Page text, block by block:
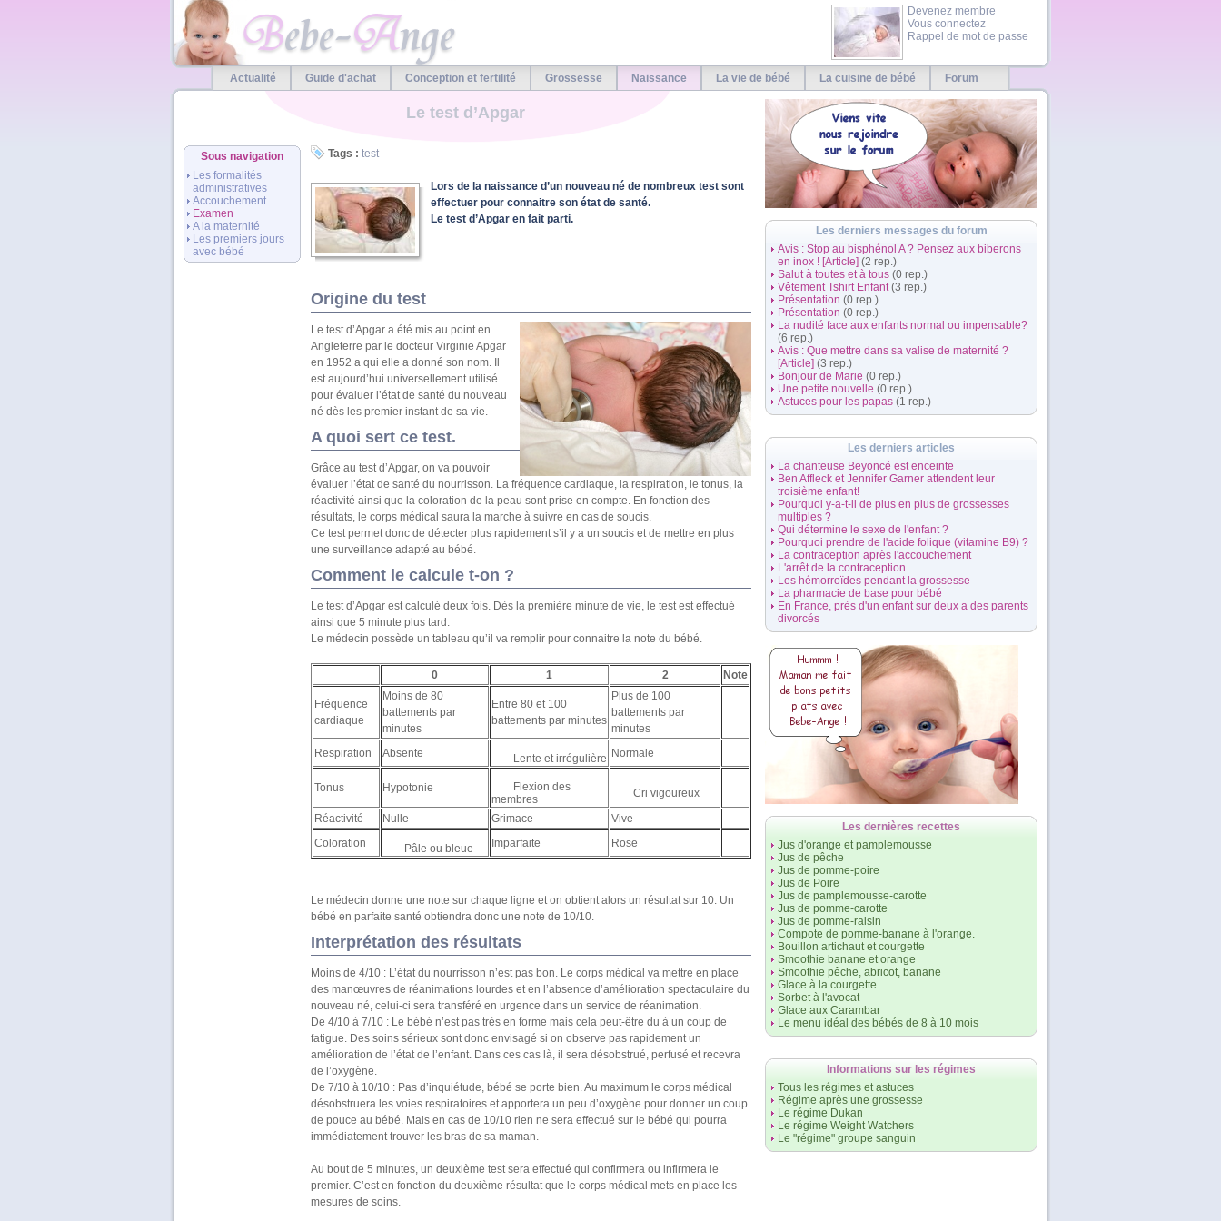
Devenez membre
Vous connectez
Rappel de mot de passe
Actualité Guide d'achat Conception et fertilité Grossesse Naissance La vie de bébé La cuisine de bébé Forum
Le test d’Apgar
Tags : test
Lors de la naissance d’un nouveau né de nombreux test sont
effectuer pour connaitre son état de santé.
Le test d’Apgar en fait parti.
Origine du test
Le test d’Apgar a été mis au point en
Angleterre par le docteur Virginie Apgar
en 1952 a qui elle a donné son nom. Il
est aujourd’hui universellement utilisé
pour évaluer l’état de santé du nouveau
né dès les premier instant de sa vie.
A quoi sert ce test.
Grâce au test d’Apgar, on va pouvoir
évaluer l’état de santé du nourrisson. La fréquence cardiaque, la respiration, le tonus, la
réactivité ainsi que la coloration de la peau sont prise en compte. En fonction des
résultats, le corps médical saura la marche à suivre en cas de soucis.
Ce test permet donc de détecter plus rapidement s’il y a un soucis et de mettre en plus
une surveillance adapté au bébé.
Comment le calcule t-on ?
Le test d’Apgar est calculé deux fois. Dès la première minute de vie, le test est effectué
ainsi que 5 minute plus tard.
Le médecin possède un tableau qu’il va remplir pour connaitre la note du bébé.
0 1 2 Note
Fréquence
cardiaque
Moins de 80
battements par
minutes
Entre 80 et 100
battements par minutes
Plus de 100
battements par
minutes
Respiration
Absente Lente et irrégulière Normale
Tonus Hypotonie
Flexion des
membres
Cri vigoureux
Réactivité
Nulle Grimace
Vive
Coloration
Pâle ou bleue Imparfaite Rose
Le médecin donne une note sur chaque ligne et on obtient alors un résultat sur 10. Un
bébé en parfaite santé obtiendra donc une note de 10/10.
Interprétation des résultats
Moins de 4/10 : L’état du nourrisson n’est pas bon. Le corps médical va mettre en place
des manœuvres de réanimations lourdes et en l’absence d’amélioration spectaculaire du
nouveau né, celui-ci sera transféré en urgence dans un service de réanimation.
De 4/10 à 7/10 : Le bébé n’est pas très en forme mais cela peut-être du à un coup de
fatigue. Des soins sérieux sont donc envisagé si on observe pas rapidement un
amélioration de l’état de l’enfant. Dans ces cas là, il sera désobstrué, perfusé et recevra
de l’oxygène.
De 7/10 à 10/10 : Pas d’inquiétude, bébé se porte bien. Au maximum le corps médical
désobstruera les voies respiratoires et apportera un peu d’oxygène pour donner un coup
de pouce au bébé. Mais en cas de 10/10 rien ne sera effectué sur le bébé qui pourra
immédiatement trouver les bras de sa maman.
Au bout de 5 minutes, un deuxième test sera effectué qui confirmera ou infirmera le
premier. C’est en fonction du deuxième résultat que le corps médical mets en place les
mesures de soins.
Sous navigation
Les formalités
administratives
Accouchement
Examen
A la maternité
Les premiers jours
avec bébé
Les derniers messages du forum
Avis : Stop au bisphénol A ? Pensez aux biberons
en inox ! [Article] (2 rep.)
Salut à toutes et à tous (0 rep.)
Vêtement Tshirt Enfant (3 rep.)
Présentation (0 rep.)
Présentation (0 rep.)
La nudité face aux enfants normal ou impensable?
(6 rep.)
Avis : Que mettre dans sa valise de maternité ?
[Article] (3 rep.)
Bonjour de Marie (0 rep.)
Une petite nouvelle (0 rep.)
Astuces pour les papas (1 rep.)
Les derniers articles
La chanteuse Beyoncé est enceinte
Ben Affleck et Jennifer Garner attendent leur
troisième enfant!
Pourquoi y-a-t-il de plus en plus de grossesses
multiples ?
Qui détermine le sexe de l'enfant ?
Pourquoi prendre de l'acide folique (vitamine B9) ?
La contraception après l'accouchement
L'arrêt de la contraception
Les hémorroïdes pendant la grossesse
La pharmacie de base pour bébé
En France, près d'un enfant sur deux a des parents
divorcés
Les dernières recettes
Jus d'orange et pamplemousse
Jus de pêche
Jus de pomme-poire
Jus de Poire
Jus de pamplemousse-carotte
Jus de pomme-carotte
Jus de pomme-raisin
Compote de pomme-banane à l'orange.
Bouillon artichaut et courgette
Smoothie banane et orange
Smoothie pêche, abricot, banane
Glace à la courgette
Sorbet à l'avocat
Glace aux Carambar
Le menu idéal des bébés de 8 à 10 mois
Informations sur les régimes
Tous les régimes et astuces
Régime après une grossesse
Le régime Dukan
Le régime Weight Watchers
Le "régime" groupe sanguin